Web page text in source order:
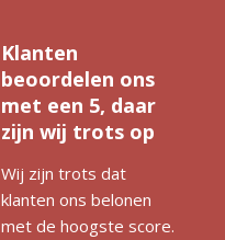
Klanten
beoordelen ons
met een 5, daar
zijn wij trots op
Wij zijn trots dat
klanten ons belonen
met de hoogste score.